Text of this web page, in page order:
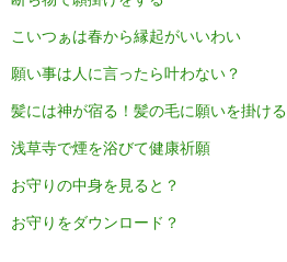
こいつぁは春から縁起がいいわい
願い事は人に言ったら叶わない？
髪には神が宿る！髪の毛に願いを掛ける
浅草寺で煙を浴びて健康祈願
お守りの中身を見ると？
お守りをダウンロード？